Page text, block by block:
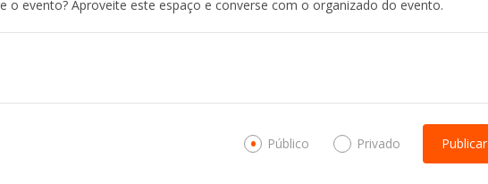
o evento? Aproveite este espaço e converse com o organizado do evento.
Publicar
Privado
Público